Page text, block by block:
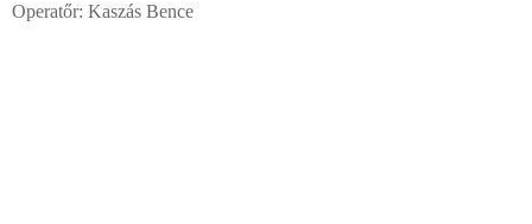
Operatőr: Kaszás Bence